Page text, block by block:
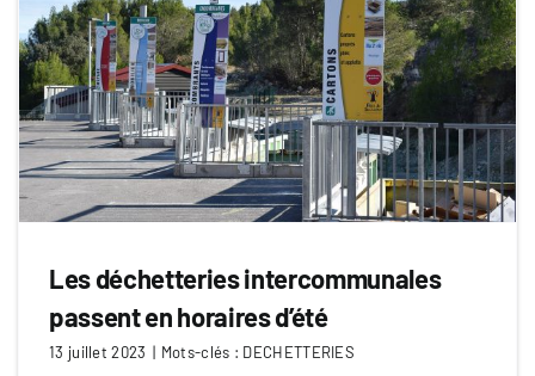
Les déchetteries intercommunales
passent en horaires d’été
13 juillet 2023 | Mots-clés : DECHETTERIES